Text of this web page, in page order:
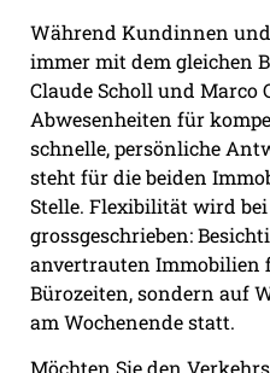
Während Kundinnen
immer mit dem gleichen
Claude Scholl und Marco
Abwesenheiten für
schnelle, persönliche
steht für die beiden
Stelle. Flexibilität wird
grossgeschrieben:
anvertrauten Immobilien
Bürozeiten, sondern auf
am Wochenende statt.